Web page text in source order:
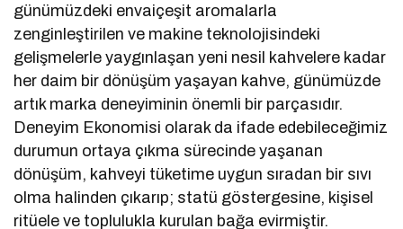
günümüzdeki envaiçeşit aromalarla
zenginleştirilen ve makine teknolojisindeki
gelişmelerle yaygınlaşan yeni nesil kahvelere kadar
her daim bir dönüşüm yaşayan kahve, günümüzde
artık marka deneyiminin önemli bir parçasıdır.
Deneyim Ekonomisi olarak da ifade edebileceğimiz
durumun ortaya çıkma sürecinde yaşanan
dönüşüm, kahveyi tüketime uygun sıradan bir sıvı
olma halinden çıkarıp; statü göstergesine, kişisel
ritüele ve toplulukla kurulan bağa evirmiştir.